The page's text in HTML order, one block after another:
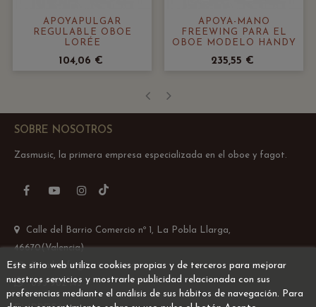
APOYAPULGAR
REGULABLE OBOE
LORÉE
104,06 €
APOYA-MANO
FREEWING PARA EL
OBOE MODELO HANDY
235,55 €
SOBRE NOSOTROS
Zasmusic, la primera empresa especializada en el oboe y fagot.
FacebookYouTubeInstagram
Calle del Barrio Comercio nº 1, La Pobla Llarga,
46670(Valencia)
Email: info@zasmusic.com
695 962 145
Este sitio web utiliza cookies propias y de terceros para mejorar
nuestros servicios y mostrarle publicidad relacionada con sus
preferencias mediante el análisis de sus hábitos de navegación. Para